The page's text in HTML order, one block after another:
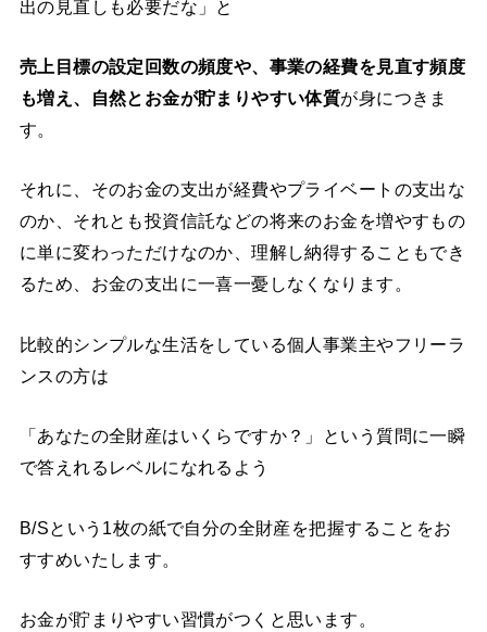
出の見直しも必要だな」と
売上目標の設定回数の頻度や、事業の経費を見直す頻度
も増え、自然とお金が貯まりやすい体質が身につきま
す。
それに、そのお金の支出が経費やプライベートの支出な
のか、それとも投資信託などの将来のお金を増やすもの
に単に変わっただけなのか、理解し納得することもでき
るため、お金の支出に一喜一憂しなくなります。
比較的シンプルな生活をしている個人事業主やフリーラ
ンスの方は
「あなたの全財産はいくらですか？」という質問に一瞬
で答えれるレベルになれるよう
B/Sという1枚の紙で自分の全財産を把握することをお
すすめいたします。
お金が貯まりやすい習慣がつくと思います。